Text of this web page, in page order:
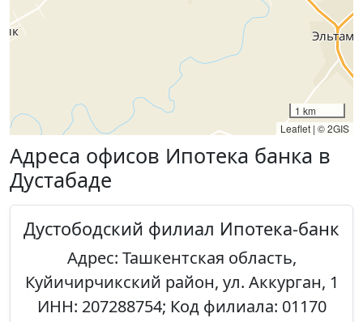
1 km
Leaflet | © 2GIS
Адреса офисов Ипотека банка в
Дустабаде
Дустободский филиал Ипотека-банк
Адрес: Ташкентская область,
Куйичирчикский район, ул. Аккурган, 1
ИНН: 207288754; Код филиала: 01170